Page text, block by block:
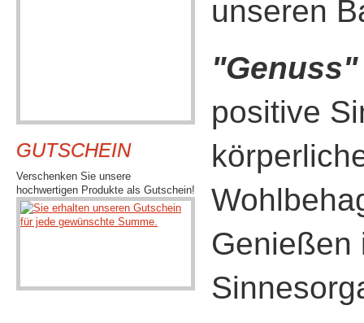
GUTSCHEIN
Verschenken Sie unsere
hochwertigen Produkte als Gutschein!
unseren
"Genuss"
positive
Genießen